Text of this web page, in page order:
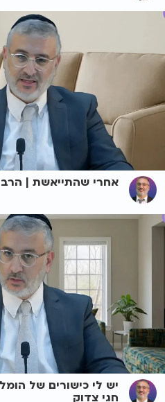
אחרי שהתייאשת | הרב
יש לי כישורים של
חגי צדוק